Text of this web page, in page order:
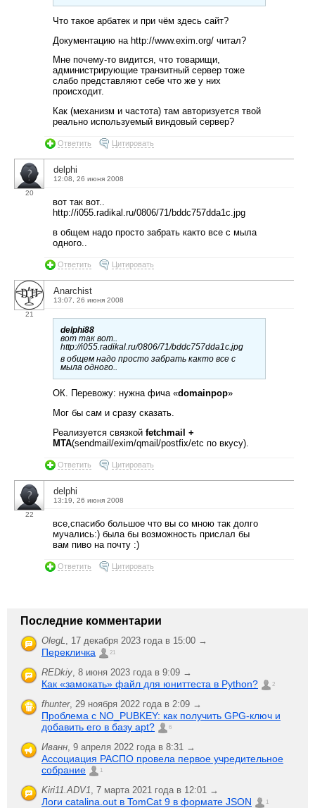
Что такое арбатек и при чём здесь сайт?
Документацию на http://www.exim.org/ читал?
Мне почему-то видится, что товарищи,
администрирующие транзитный сервер тоже
слабо представляют себе что же у них
происходит.
Как (механизм и частота) там авторизуется твой
реально используемый виндовый сервер?
Ответить Цитировать
20
delphi
12:08, 26 июня 2008
вот так вот..
http://i055.radikal.ru/0806/71/bddc757dda1c.jpg
в общем надо просто забрать както все с мыла
одного..
Ответить Цитировать
21
Anarchist
13:07, 26 июня 2008
delphi88
вот так вот..
http://i055.radikal.ru/0806/71/bddc757dda1c.jpg
в общем надо просто забрать както все с
мыла одного..
ОК. Перевожу: нужна фича «domainpop»
Мог бы сам и сразу сказать.
Реализуется связкой fetchmail +
MTA(sendmail/exim/qmail/postfix/etc по вкусу).
Ответить Цитировать
22
delphi
13:19, 26 июня 2008
все,спасибо большое что вы со мною так долго
мучались:) была бы возможность прислал бы
вам пиво на почту :)
Ответить Цитировать
Последние комментарии
OlegL 17 декабря 2023 года в 15:00 →
Перекличка 21
REDkiy 8 июня 2023 года в 9:09 →
Как «замокать» файл для юниттеста в Python? 2
fhunter, 29 ноября 2022 года в 2:09 →
Проблема с NO_PUBKEY: как получить GPG-ключ и
добавить его в базу apt?
6
Иванн 9 апреля 2022 года в 8:31 →
Ассоциация РАСПО провела первое учредительное
собрание
1
Kiri11.ADV1 7 марта 2021 года в 12:01 →
Логи catalina.out в TomCat 9 в формате JSON 1